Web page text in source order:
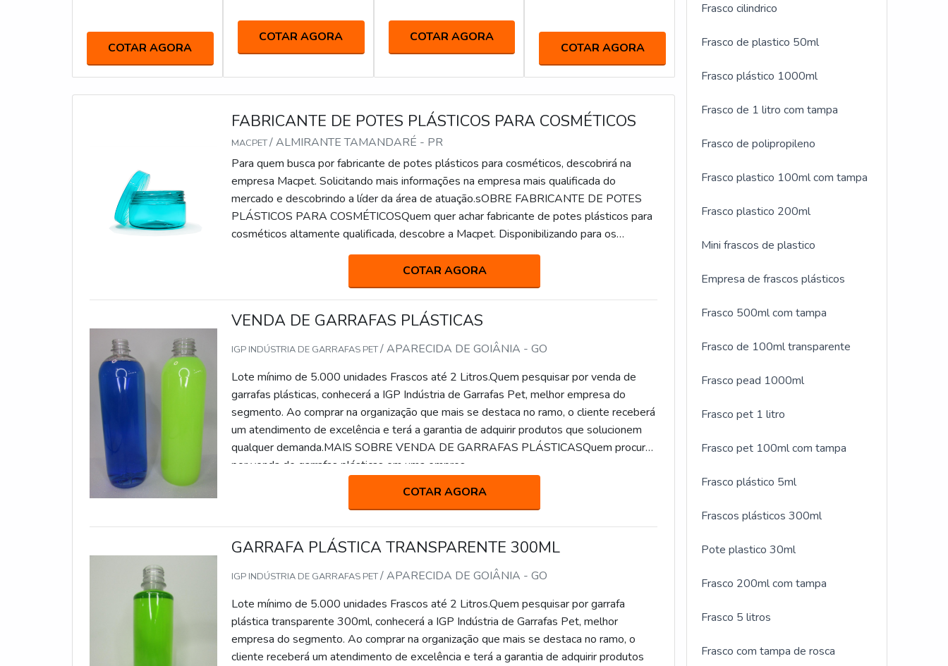
COTAR AGORA
COTAR AGORA COTAR AGORA
COTAR AGORA
FABRICANTE DE POTES PLÁSTICOS PARA COSMÉTICOS
MACPET/ ALMIRANTE TAMANDARÉ - PR
Para quem busca por fabricante de potes plásticos para cosméticos, descobrirá na
empresa Macpet. Solicitando mais informações na empresa mais qualificada do
mercado e descobrindo a líder da área de atuação.sOBRE FABRICANTE DE POTES
PLÁSTICOS PARA COSMÉTICOSQuem quer achar fabricante de potes plásticos para
cosméticos altamente qualificada, descobre a Macpet. Disponibilizando para os
clientes frascos e tampas, focando em tecnologia e des...
COTAR AGORA
VENDA DE GARRAFAS PLÁSTICAS
IGP INDÚSTRIA DE GARRAFAS PET/ APARECIDA DE GOIÂNIA - GO
Lote mínimo de 5.000 unidades Frascos até 2 Litros.Quem pesquisar por venda de
garrafas plásticas, conhecerá a IGP Indústria de Garrafas Pet, melhor empresa do
segmento. Ao comprar na organização que mais se destaca no ramo, o cliente receberá
um atendimento de excelência e terá a garantia de adquirir produtos que solucionem
qualquer demanda.MAIS SOBRE VENDA DE GARRAFAS PLÁSTICASQuem procura
por venda de garrafas plásticas em uma empres...
COTAR AGORA
GARRAFA PLÁSTICA TRANSPARENTE 300ML
IGP INDÚSTRIA DE GARRAFAS PET/ APARECIDA DE GOIÂNIA - GO
Lote mínimo de 5.000 unidades Frascos até 2 Litros.Quem pesquisar por garrafa
plástica transparente 300ml, conhecerá a IGP Indústria de Garrafas Pet, melhor
empresa do segmento. Ao comprar na organização que mais se destaca no ramo, o
cliente receberá um atendimento de excelência e terá a garantia de adquirir produtos
Frasco cilindrico
Frasco de plastico 50ml
Frasco plástico 1000ml
Frasco de 1 litro com tampa
Frasco de polipropileno
Frasco plastico 100ml com tampa
Frasco plastico 200ml
Mini frascos de plastico
Empresa de frascos plásticos
Frasco 500ml com tampa
Frasco de 100ml transparente
Frasco pead 1000ml
Frasco pet 1 litro
Frasco pet 100ml com tampa
Frasco plástico 5ml
Frascos plásticos 300ml
Pote plastico 30ml
Frasco 200ml com tampa
Frasco 5 litros
Frasco com tampa de rosca